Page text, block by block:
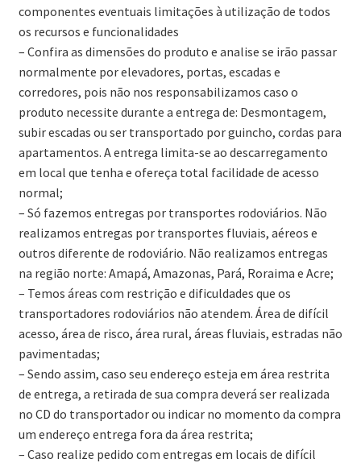
componentes eventuais limitações à utilização de todos
os recursos e funcionalidades
– Confira as dimensões do produto e analise se irão passar
normalmente por elevadores, portas, escadas e
corredores, pois não nos responsabilizamos caso o
produto necessite durante a entrega de: Desmontagem,
subir escadas ou ser transportado por guincho, cordas para
apartamentos. A entrega limita-se ao descarregamento
em local que tenha e ofereça total facilidade de acesso
normal;
– Só fazemos entregas por transportes rodoviários. Não
realizamos entregas por transportes fluviais, aéreos e
outros diferente de rodoviário. Não realizamos entregas
na região norte: Amapá, Amazonas, Pará, Roraima e Acre;
– Temos áreas com restrição e dificuldades que os
transportadores rodoviários não atendem. Área de difícil
acesso, área de risco, área rural, áreas fluviais, estradas não
pavimentadas;
– Sendo assim, caso seu endereço esteja em área restrita
de entrega, a retirada de sua compra deverá ser realizada
no CD do transportador ou indicar no momento da compra
um endereço entrega fora da área restrita;
– Caso realize pedido com entregas em locais de difícil